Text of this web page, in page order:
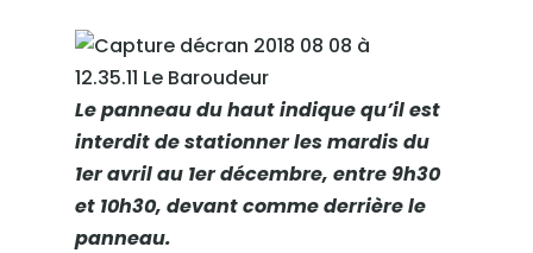
Le panneau du haut indique qu’il est
interdit de stationner les mardis du
1er avril au 1er décembre, entre 9h30
et 10h30, devant comme derrière le
panneau.